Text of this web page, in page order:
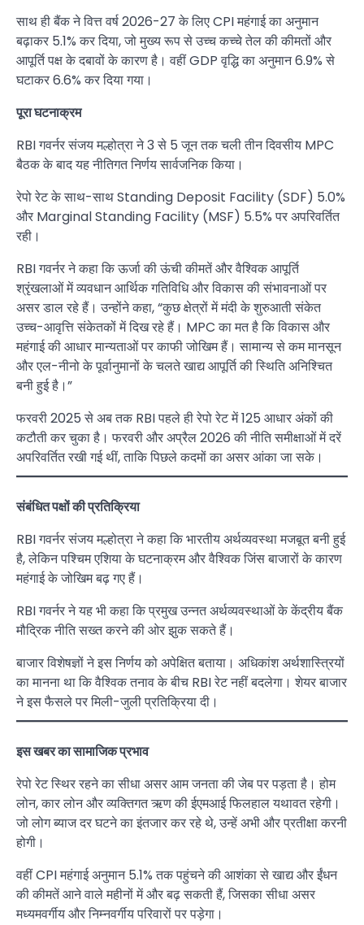
साथ ही बैंक ने वित्त वर्ष 2026-27 के लिए CPI महंगाई का अनुमान
बढ़ाकर 5.1% कर दिया, जो मुख्य रूप से उच्च कच्चे तेल की कीमतों और
आपूर्ति पक्ष के दबावों के कारण है। वहीं GDP वृद्धि का अनुमान 6.9% से
घटाकर 6.6% कर दिया गया।
पूरा घटनाक्रम
RBI गवर्नर संजय मल्होत्रा ने 3 से 5 जून तक चली तीन दिवसीय MPC
बैठक के बाद यह नीतिगत निर्णय सार्वजनिक किया।
रेपो रेट के साथ-साथ Standing Deposit Facility (SDF) 5.0%
और Marginal Standing Facility (MSF) 5.5% पर अपरिवर्तित
रही।
RBI गवर्नर ने कहा कि ऊर्जा की ऊंची कीमतें और वैश्विक आपूर्ति
श्रृंखलाओं में व्यवधान आर्थिक गतिविधि और विकास की संभावनाओं पर
असर डाल रहे हैं। उन्होंने कहा, “कुछ क्षेत्रों में मंदी के शुरुआती संकेत
उच्च-आवृत्ति संकेतकों में दिख रहे हैं। MPC का मत है कि विकास और
महंगाई की आधार मान्यताओं पर काफी जोखिम हैं। सामान्य से कम मानसून
और एल-नीनो के पूर्वानुमानों के चलते खाद्य आपूर्ति की स्थिति अनिश्चित
बनी हुई है।”
फरवरी 2025 से अब तक RBI पहले ही रेपो रेट में 125 आधार अंकों की
कटौती कर चुका है। फरवरी और अप्रैल 2026 की नीति समीक्षाओं में दरें
अपरिवर्तित रखी गई थीं, ताकि पिछले कदमों का असर आंका जा सके।
संबंधित पक्षों की प्रतिक्रिया
RBI गवर्नर संजय मल्होत्रा ने कहा कि भारतीय अर्थव्यवस्था मजबूत बनी हुई
है, लेकिन पश्चिम एशिया के घटनाक्रम और वैश्विक जिंस बाजारों के कारण
महंगाई के जोखिम बढ़ गए हैं।
RBI गवर्नर ने यह भी कहा कि प्रमुख उन्नत अर्थव्यवस्थाओं के केंद्रीय बैंक
मौद्रिक नीति सख्त करने की ओर झुक सकते हैं।
बाजार विशेषज्ञों ने इस निर्णय को अपेक्षित बताया। अधिकांश अर्थशास्त्रियों
का मानना था कि वैश्विक तनाव के बीच RBI रेट नहीं बदलेगा। शेयर बाजार
ने इस फैसले पर मिली-जुली प्रतिक्रिया दी।
इस खबर का सामाजिक प्रभाव
रेपो रेट स्थिर रहने का सीधा असर आम जनता की जेब पर पड़ता है। होम
लोन, कार लोन और व्यक्तिगत ऋण की ईएमआई फिलहाल यथावत रहेगी।
जो लोग ब्याज दर घटने का इंतजार कर रहे थे, उन्हें अभी और प्रतीक्षा करनी
होगी।
वहीं CPI महंगाई अनुमान 5.1% तक पहुंचने की आशंका से खाद्य और ईंधन
की कीमतें आने वाले महीनों में और बढ़ सकती हैं, जिसका सीधा असर
मध्यमवर्गीय और निम्नवर्गीय परिवारों पर पड़ेगा।